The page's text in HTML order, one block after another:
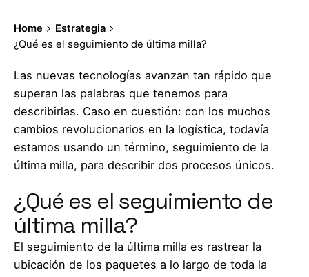
Home
Estrategia
¿Qué es el seguimiento de última milla?
Las nuevas tecnologías avanzan tan rápido que
superan las palabras que tenemos para
describirlas. Caso en cuestión: con los muchos
cambios revolucionarios en la logística, todavía
estamos usando un término, seguimiento de la
última milla, para describir dos procesos únicos.
¿Qué es el seguimiento de
última milla?
El seguimiento de la última milla es rastrear la
ubicación de los paquetes a lo largo de toda la